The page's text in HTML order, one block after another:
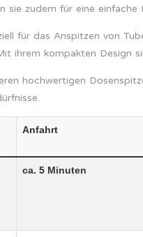
sie zudem für eine
für das Anspitzen von
ihrem kompakten Design
hochwertigen
Anfahrt
ca. 5 Minuten